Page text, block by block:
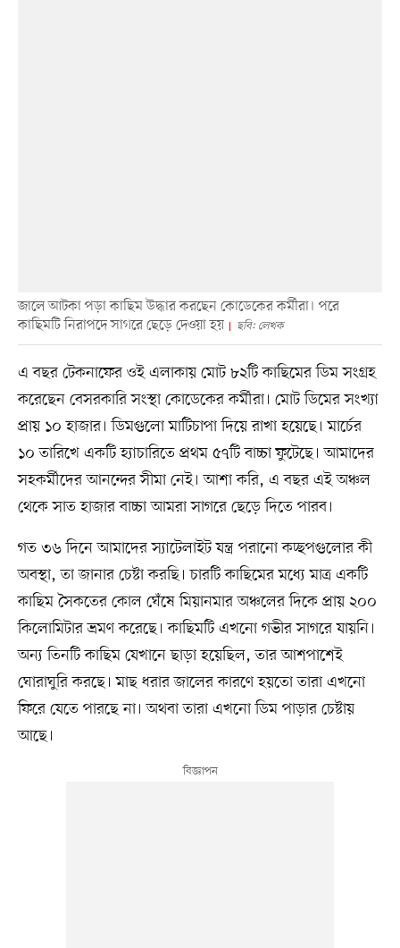
জালে আটকা পড়া কাছিম উদ্ধার করছেন কোডেকের কর্মীরা। পরে
কাছিমটি নিরাপদে সাগরে ছেড়ে দেওয়া হয়
ছবি: লেখক
এ বছর টেকনাফের ওই এলাকায় মোট ৮২টি কাছিমের ডিম সংগ্রহ
করেছেন বেসরকারি সংস্থা কোডেকের কর্মীরা। মোট ডিমের সংখ্যা
প্রায় ১০ হাজার। ডিমগুলো মাটিচাপা দিয়ে রাখা হয়েছে। মার্চের
১০ তারিখে একটি হ্যাচারিতে প্রথম ৫৭টি বাচ্চা ফুটেছে। আমাদের
সহকর্মীদের আনন্দের সীমা নেই। আশা করি, এ বছর এই অঞ্চল
থেকে সাত হাজার বাচ্চা আমরা সাগরে ছেড়ে দিতে পারব।
গত ৩৬ দিনে আমাদের স্যাটেলাইট যন্ত্র পরানো কচ্ছপগুলোর কী
অবস্থা, তা জানার চেষ্টা করছি। চারটি কাছিমের মধ্যে মাত্র একটি
কাছিম সৈকতের কোল ঘেঁষে মিয়ানমার অঞ্চলের দিকে প্রায় ২০০
কিলোমিটার ভ্রমণ করেছে। কাছিমটি এখনো গভীর সাগরে যায়নি।
অন্য তিনটি কাছিম যেখানে ছাড়া হয়েছিল, তার আশপাশেই
ঘোরাঘুরি করছে। মাছ ধরার জালের কারণে হয়তো তারা এখনো
ফিরে যেতে পারছে না। অথবা তারা এখনো ডিম পাড়ার চেষ্টায়
আছে।